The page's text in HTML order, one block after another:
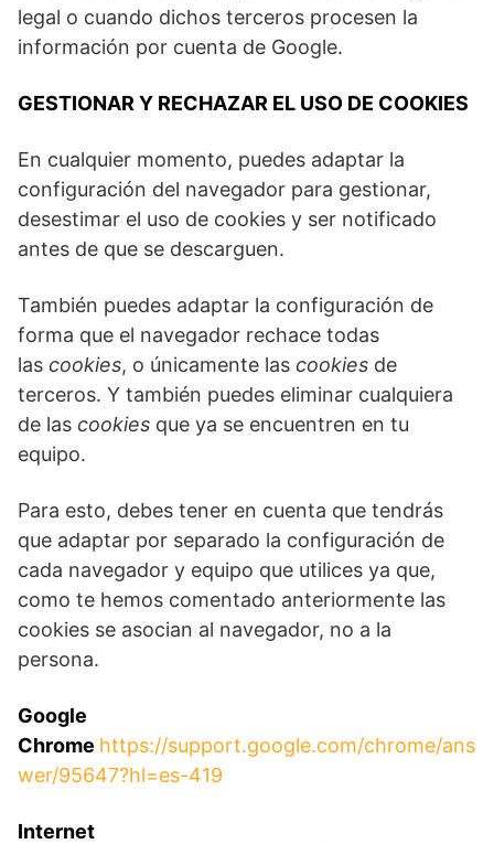
legal o cuando dichos terceros procesen la
información por cuenta de Google.
GESTIONAR Y RECHAZAR EL USO DE COOKIES
En cualquier momento, puedes adaptar la
configuración del navegador para gestionar,
desestimar el uso de cookies y ser notificado
antes de que se descarguen.
También puedes adaptar la configuración de
forma que el navegador rechace todas
las cookies, o únicamente las cookies de
terceros. Y también puedes eliminar cualquiera
de las cookies que ya se encuentren en tu
equipo.
Para esto, debes tener en cuenta que tendrás
que adaptar por separado la configuración de
cada navegador y equipo que utilices ya que,
como te hemos comentado anteriormente las
cookies se asocian al navegador, no a la
persona.
Google
Chrome https://support.google.com/chrome/ans
wer/95647?hl=es-419
Internet